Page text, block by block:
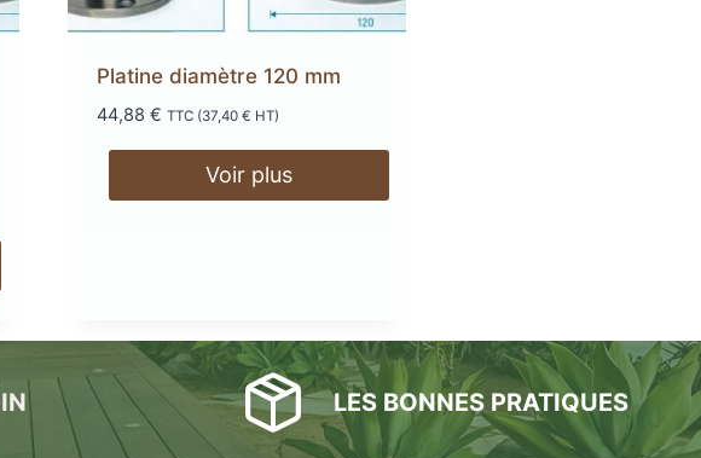
ACCOYAXTRAWOOD
Plots réglables
ÉCLAIRAGE
LAMES DE BARDAGE
Platine diamètre 120 mm
44,88 € TTC (37,40 € HT)
Voir plus
LES BONNES PRATIQUES